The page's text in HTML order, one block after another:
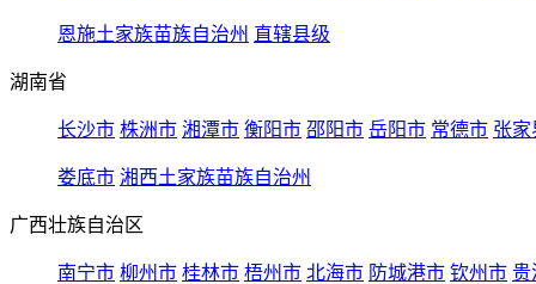
恩施土家族苗族自治州 直辖县级
湖南省
长沙市 株洲市 湘潭市 衡阳市 邵阳市 岳阳市 常德市 张家
娄底市 湘西土家族苗族自治州
广西壮族自治区
南宁市 柳州市 桂林市 梧州市 北海市 防城港市 钦州市 贵